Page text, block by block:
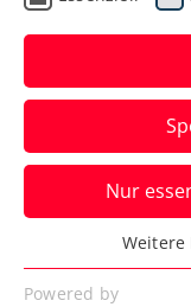
ITF
Trotzdem
Ass der
Verfasst von:
Nur
Essenziell
Essenzielle
Powered by